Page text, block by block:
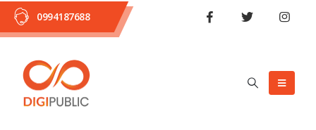
0994187688